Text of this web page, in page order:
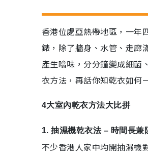
香港位處亞熱帶地區，一年
錶，除了牆身、水管、走廊
產生噏味，分分鐘變成細菌
衣方法，再話你知乾衣如何
4大室內乾衣方法大比拼
1. 抽濕機乾衣法 – 時間長兼
不少香港人家中均開抽濕機